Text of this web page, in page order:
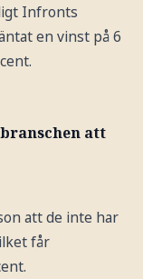
Infronts
en vinst på 6
att
att de inte har
får